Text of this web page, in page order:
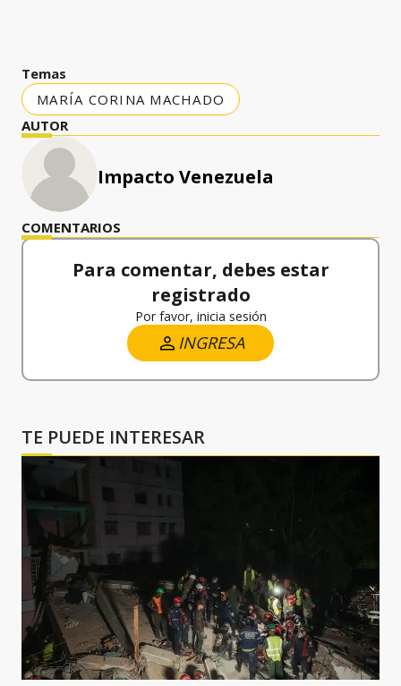
Temas
MARÍA CORINA MACHADO
AUTOR
Impacto Venezuela
COMENTARIOS
Para comentar, debes estar
registrado
Por favor, inicia sesión
INGRESA
TE PUEDE INTERESAR